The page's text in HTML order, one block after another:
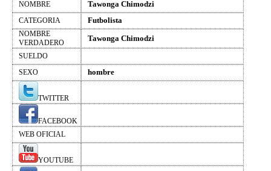
NOMBRE Tawonga Chimodzi
CATEGORIA Futbolista
NOMBRE
VERDADERO
Tawonga Chimodzi
SUELDO
SEXO
hombre
TWITTER
FACEBOOK
WEB OFICIAL
YOUTUBE